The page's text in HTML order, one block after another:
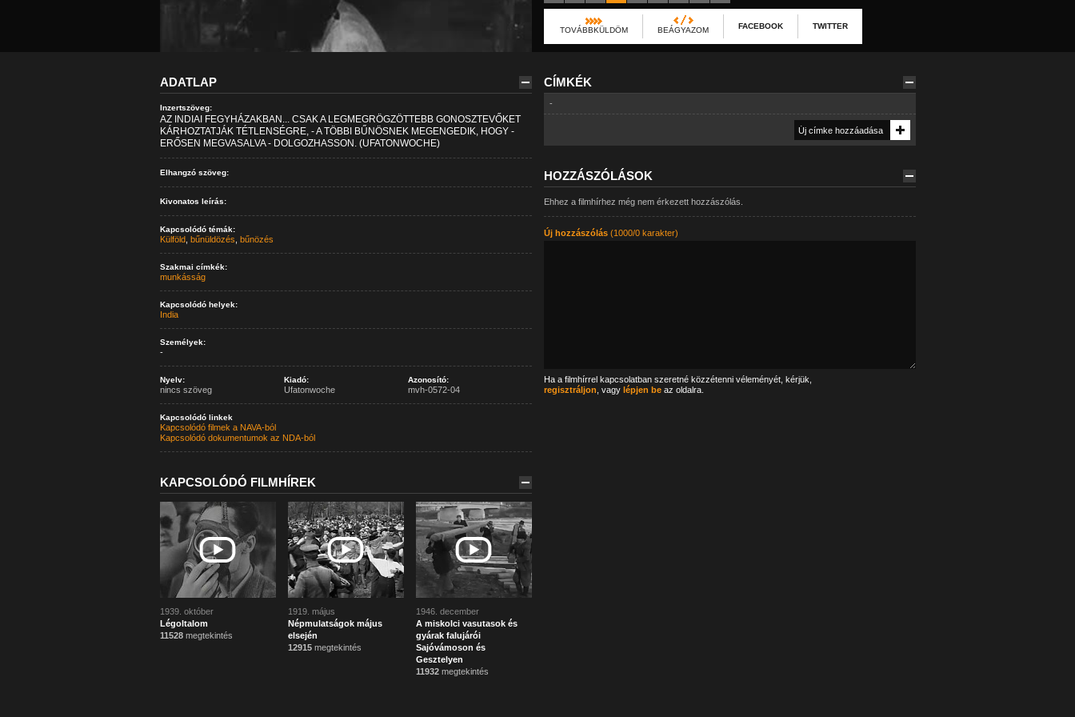
TOVÁBBKÜLDÖM BEÁGYAZOM FACEBOOK TWITTER
ADATLAP
Inzertszöveg:
AZ INDIAI FEGYHÁZAKBAN... CSAK A LEGMEGRÖGZÖTTEBB GONOSZTEVŐKET
KÁRHOZTATJÁK TÉTLENSÉGRE, - A TÖBBI BŰNÖSNEK MEGENGEDIK, HOGY -
ERŐSEN MEGVASALVA - DOLGOZHASSON. (UFATONWOCHE)
Elhangzó szöveg:
Kivonatos leírás:
Kapcsolódó témák:
Külföld, bűnüldözés bűnözés
Szakmai címkék:
munkásság
Kapcsolódó helyek:
India
Személyek:
-
Nyelv:
nincs szöveg
Kiadó:
Ufatonwoche
Azonosító:
mvh-0572-04
Kapcsolódó linkek
Kapcsolódó filmek a NAVA-ból
Kapcsolódó dokumentumok az NDA-ból
KAPCSOLÓDÓ FILMHÍREK
1939. október
Légoltalom
11528megtekintés
1919. május
Népmulatságok május
elsején
12915megtekintés
1946. december
A miskolci vasutasok és
gyárak falujárói
Sajóvámoson és
Gesztelyen
11932megtekintés
CÍMKÉK
-
HOZZÁSZÓLÁSOK
Ehhez a filmhírhez még nem érkezett hozzászólás.
Új hozzászólás(1000/0 karakter)
Ha a filmhírrel kapcsolatban szeretné közzétenni véleményét, kérjük,
regisztráljon , vagy lépjen beaz oldalra.